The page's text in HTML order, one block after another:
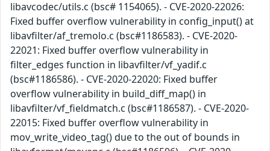
libavcodec/utils.c (bsc# 1154065). - CVE-2020-22026:
Fixed buffer overflow vulnerability in config_input() at
libavfilter/af_tremolo.c (bsc#1186583). - CVE-2020-
22021: Fixed buffer overflow vulnerability in
filter_edges function in libavfilter/vf_yadif.c
(bsc#1186586). - CVE-2020-22020: Fixed buffer
overflow vulnerability in build_diff_map() in
libavfilter/vf_fieldmatch.c (bsc#1186587). - CVE-2020-
22015: Fixed buffer overflow vulnerability in
mov_write_video_tag() due to the out of bounds in